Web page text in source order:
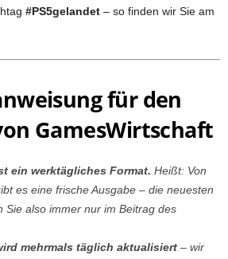
#PS5gelandet – so finden wir Sie am
für den
GamesWirtschaft
ein werktägliches Format. Heißt: Von
es eine frische Ausgabe – die neuesten
Sie also immer nur im Beitrag des
mehrmals täglich aktualisiert – wir